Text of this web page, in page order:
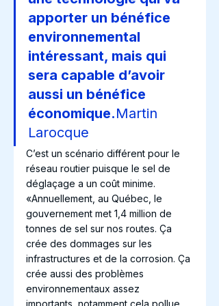
apporter un bénéfice
environnemental
intéressant, mais qui
sera capable d’avoir
aussi un bénéfice
économique.Martin
Larocque
C’est un scénario différent pour le
réseau routier puisque le sel de
déglaçage a un coût minime.
«Annuellement, au Québec, le
gouvernement met 1,4 million de
tonnes de sel sur nos routes. Ça
crée des dommages sur les
infrastructures et de la corrosion. Ça
crée aussi des problèmes
environnementaux assez
importants, notamment cela pollue